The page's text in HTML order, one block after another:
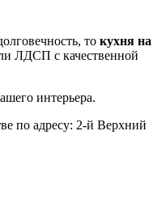
то кухня на
ЛДСП с качественной
интерьера.
по адресу: 2-й Верхний